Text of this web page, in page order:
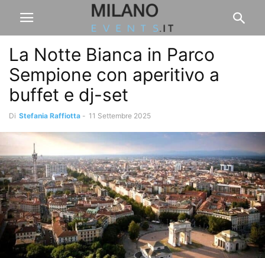
La Notte Bianca in Parco
Sempione con aperitivo a
buffet e dj-set
Di Stefania Raffiotta - 11 Settembre 2025